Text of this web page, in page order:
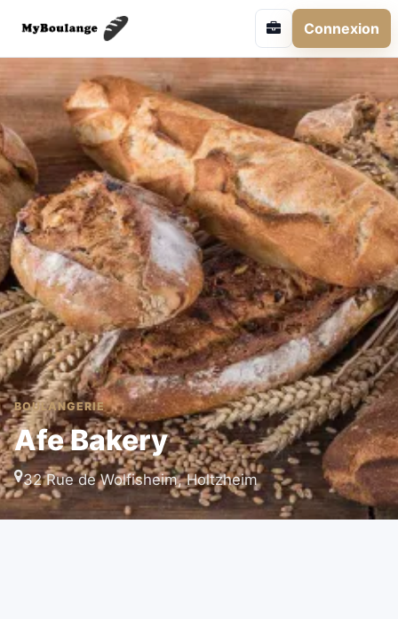
Connexion
BOULANGERIE
Afe Bakery
32 Rue de Wolfisheim, Holtzheim